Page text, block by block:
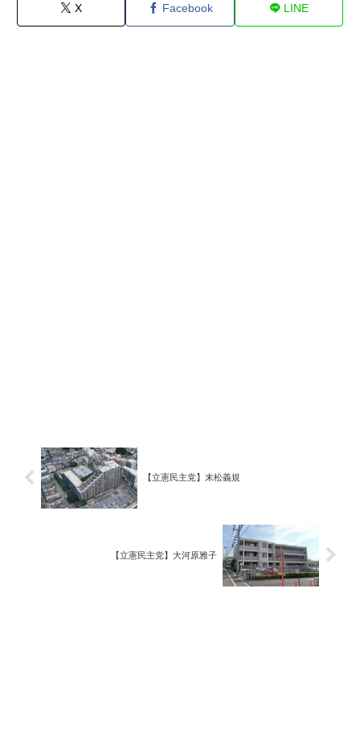
X Facebook LINE
【立憲民主党】末松義規
【立憲民主党】大河原雅子